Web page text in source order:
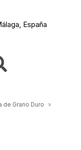
España
de Grano Duro
»